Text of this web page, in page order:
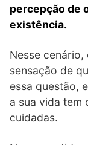
percepção de
existência.
Nesse
sensação de
essa questão,
a sua vida tem
cuidadas.